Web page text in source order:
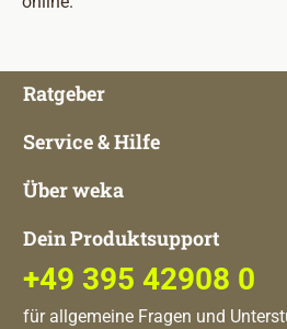
Ratgeber
Service & Hilfe
Über weka
Dein Produktsupport
+49 395 42908 0
für allgemeine Fragen und